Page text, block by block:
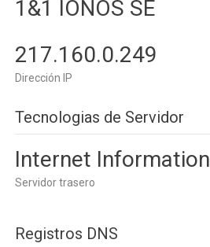
1&1 IONOS SE
217.160.0.249
Dirección IP
Tecnologias de Servidor
Internet
Servidor trasero
Registros DNS